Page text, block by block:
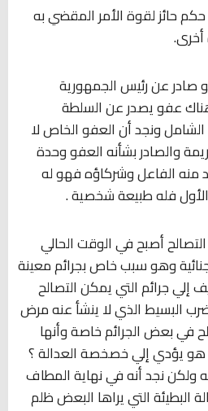
حائز لقوة الأمر المقضي به
صادر عن رئيس الجمهورية
عفو يصدر عن السلطة
ونجد أن العفو الخاص لا
والصادر بشأنه العفو وحدة
منه الفاعل وشركاؤه فهو له
فله طبيعة شخصية .
أصبح في الوقت الحالي
وهو سبب خاص بجرائم معينة
إلي جرائم التي يمكن التصالح
البسيط الذي لا ينشأ عنه مرض
في بعض الجرائم خاصة وأنها
هو يؤدي إلي خصخصة العدالة ؟
ولكن نجد أنه في نهاية المطاف
البطيئة التي يراها البعض ظلم